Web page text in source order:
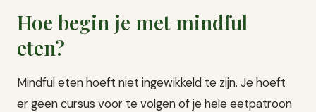
Hoe begin je met mindful
eten?
Mindful eten hoeft niet ingewikkeld te zijn. Je hoeft
er geen cursus voor te volgen of je hele eetpatroon